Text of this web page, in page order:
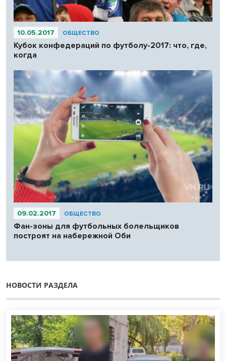
10.05.2017 ОБЩЕСТВО
Кубок конфедераций по футболу-2017: что, где,
когда
09.02.2017 ОБЩЕСТВО
Фан-зоны для футбольных болельщиков
построят на набережной Оби
НОВОСТИ РАЗДЕЛА